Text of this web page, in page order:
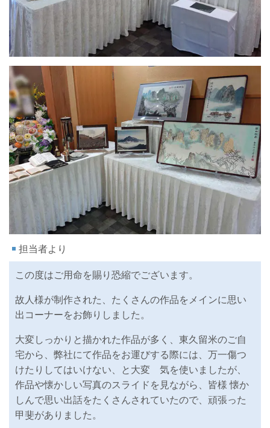
担当者より
この度はご用命を賜り恐縮でございます。
故人様が制作された、たくさんの作品をメインに思い
出コーナーをお飾りしました。
大変しっかりと描かれた作品が多く、東久留米のご自
宅から、弊社にて作品をお運びする際には、万一傷つ
けたりしてはいけない、と大変 気を使いましたが、
作品や懐かしい写真のスライドを見ながら、皆様 懐か
しんで思い出話をたくさんされていたので、頑張った
甲斐がありました。